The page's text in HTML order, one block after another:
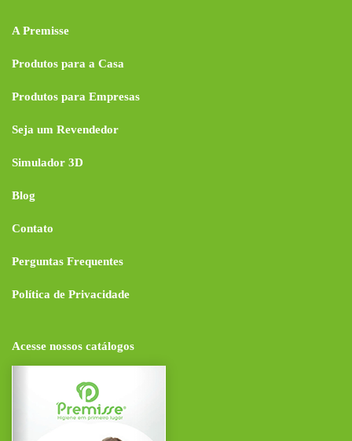
A Premisse
Produtos para a Casa
Produtos para Empresas
Seja um Revendedor
Simulador 3D
Blog
Contato
Perguntas Frequentes
Política de Privacidade
Acesse nossos catálogos